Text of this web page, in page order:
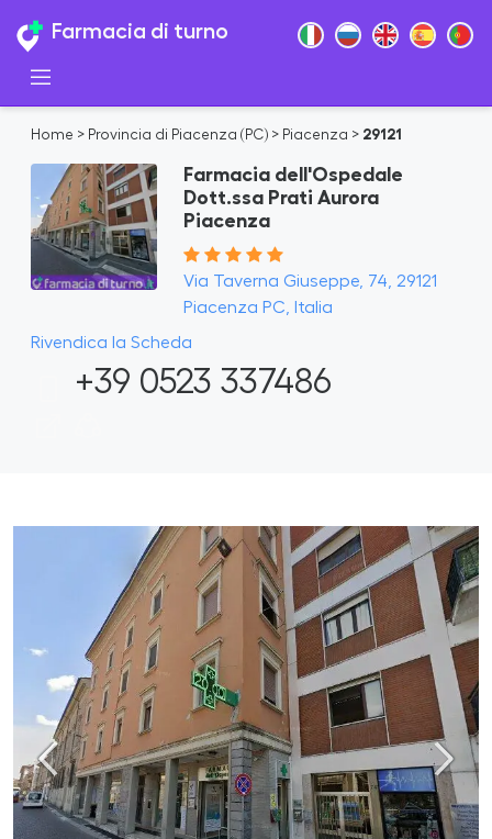
Farmacia di turno
Home > Provincia di Piacenza (PC) > Piacenza > 29121
Farmacia dell'Ospedale
Dott.ssa Prati Aurora
Piacenza
Via Taverna Giuseppe, 74, 29121
Piacenza PC, Italia
Rivendica la Scheda
+39 0523 337486